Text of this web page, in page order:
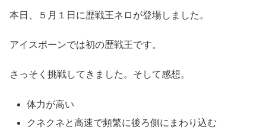
本日、５月１日に歴戦王ネロが登場しました。
アイスボーンでは初の歴戦王です。
さっそく挑戦してきました。そして感想。
体力が高い
クネクネと高速で頻繁に後ろ側にまわり込む